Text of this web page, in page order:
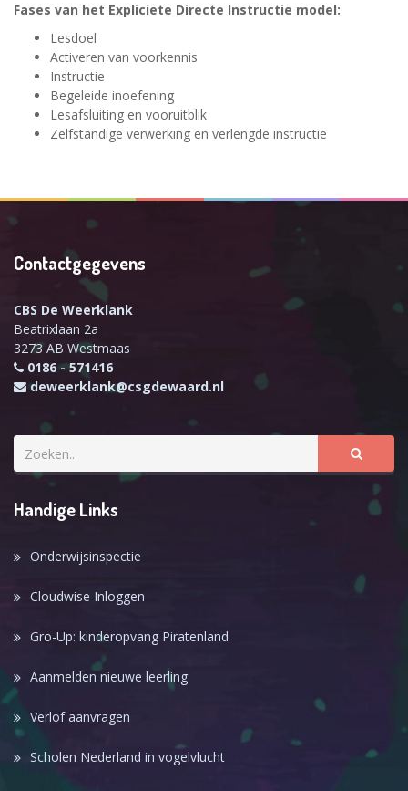
Fases van het Expliciete Directe Instructie model:
Lesdoel
Activeren van voorkennis
Instructie
Begeleide inoefening
Lesafsluiting en vooruitblik
Zelfstandige verwerking en verlengde instructie
Contactgegevens
CBS De Weerklank
Beatrixlaan 2a
3273 AB Westmaas
0186 - 571416
deweerklank@csgdewaard.nl
Handige Links
Onderwijsinspectie
Cloudwise Inloggen
Gro-Up: kinderopvang Piratenland
Aanmelden nieuwe leerling
Verlof aanvragen
Scholen Nederland in vogelvlucht